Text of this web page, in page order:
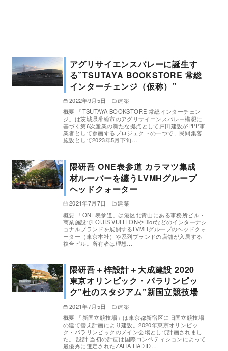
アグリサイエンスバレーに誕生す
る”TSUTAYA BOOKSTORE 常総
インターチェンジ（仮称）”
2022年9月5日
建築
概要 「TSUTAYA BOOKSTORE 常総インターチェン
ジ」は茨城県常総市のアグリサイエンスバレー構想に
基づく第6次産業の新たな拠点として戸田建設がPPP事
業者として参画するプロジェクトの一つで、民間集客
施設として2023年5月下旬…
隈研吾 ONE表参道 カラマツ集成
材ルーバーを纏うLVMHグループ
ヘッドクォーター
2021年7月7日
建築
概要 「ONE表参道」は港区北青山にある事務所ビル・
商業施設でLOUIS VUITTONやDiorなどのインターナシ
ョナルブランドを展開するLVMHグループのヘッドクォ
ーター（東京本社）や系列ブランドの店舗が入居する
複合ビル。所有者は理想…
隈研吾＋梓設計＋大成建設 2020
東京オリンピック・パラリンピッ
ク”杜のスタジアム”新国立競技場
2021年7月5日
建築
概要 「新国立競技場」は東京都新宿区に旧国立競技場
の建て替え計画により建設。2020年東京オリンピッ
ク・パラリンピックのメイン会場として計画されまし
た。 設計 当初の計画は国際コンペティションによって
最優秀に選定されたZAHA HADID…